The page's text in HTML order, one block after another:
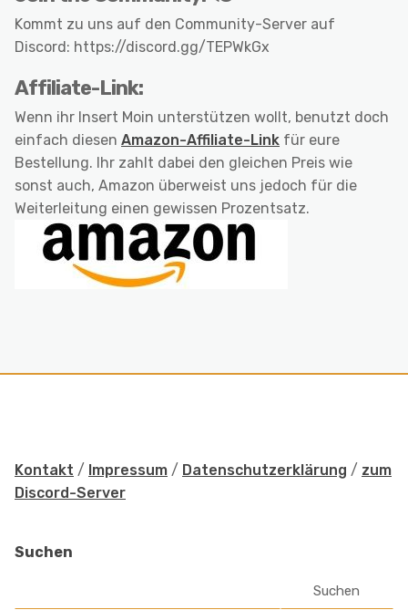
Kommt zu uns auf den Community-Server auf
Discord: https://discord.gg/TEPWkGx
Affiliate-Link:
Wenn ihr Insert Moin unterstützen wollt, benutzt doch
einfach diesen Amazon-Affiliate-Link für eure
Bestellung. Ihr zahlt dabei den gleichen Preis wie
sonst auch, Amazon überweist uns jedoch für die
Weiterleitung einen gewissen Prozentsatz.
Kontakt / Impressum / Datenschutzerklärung / zum
Discord-Server
Suchen
Suchen